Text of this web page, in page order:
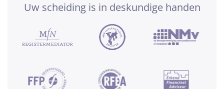
Uw scheiding is in deskundige handen